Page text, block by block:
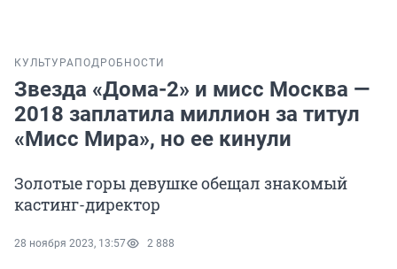
КУЛЬТУРА ПОДРОБНОСТИ
Звезда «Дома-2» и мисс Москва —
2018 заплатила миллион за титул
«Мисс Мира», но ее кинули
Золотые горы девушке обещал знакомый
кастинг-директор
28 ноября 2023, 13:57 2 888